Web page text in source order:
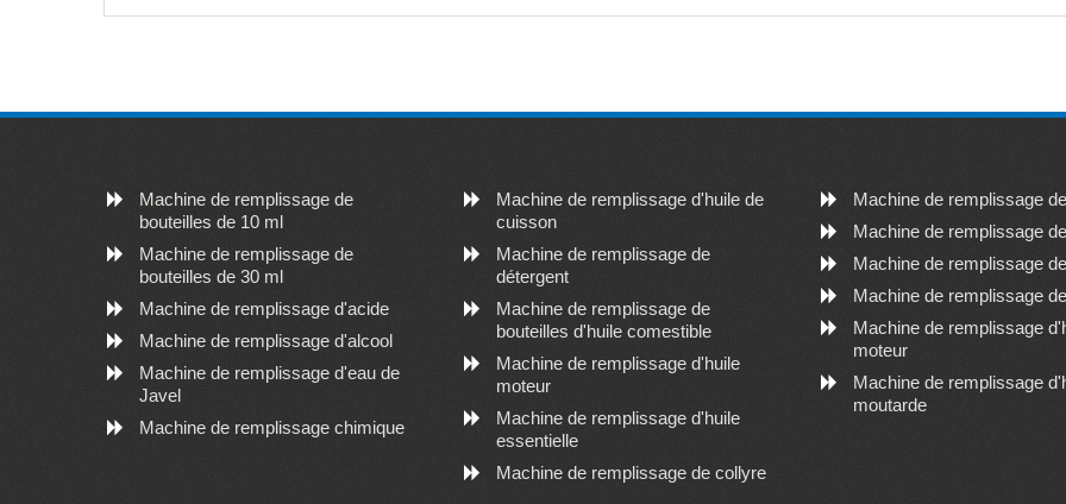
Machine de remplissage de
bouteilles de 10 ml
Machine de remplissage de
bouteilles de 30 ml
Machine de remplissage d'acide
Machine de remplissage d'alcool
Machine de remplissage d'eau de
Javel
Machine de remplissage chimique
Machine de remplissage d'huile de
cuisson
Machine de remplissage de
détergent
Machine de remplissage de
bouteilles d'huile comestible
Machine de remplissage d'huile
moteur
Machine de remplissage d'huile
essentielle
Machine de remplissage de collyre
Machine de remplissage
Machine de remplissage
Machine de remplissage
Machine de remplissage
Machine de remplissage
moteur
Machine de remplissage
moutarde